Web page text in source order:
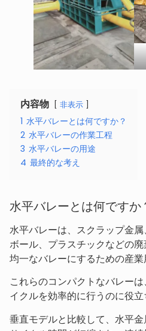
内容物 非表示
1 水平バレーとは何ですか？
2 水平バレーの作業工程
3 水平バレーの用途
4 最終的な考え
水平バレーとは何ですか
水平バレーは、スクラップ金
ボール、プラスチックなどの
均一なバレーにするための産業
これらのコンパクトなバレー
イクルを効率的に行うのに役立
垂直モデルと比較して、水平金